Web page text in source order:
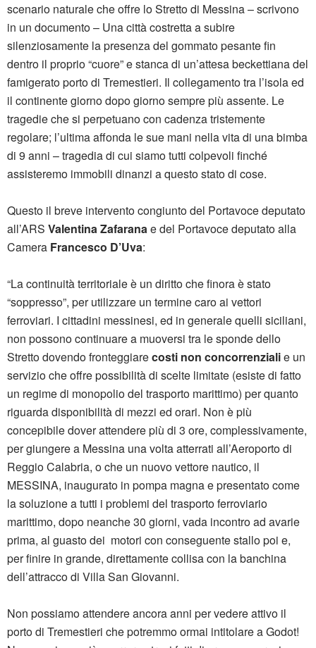
scenario naturale che offre lo Stretto di Messina – scrivono
in un documento – Una città costretta a subire
silenziosamente la presenza del gommato pesante fin
dentro il proprio “cuore” e stanca di un’attesa beckettiana del
famigerato porto di Tremestieri. Il collegamento tra l’isola ed
il continente giorno dopo giorno sempre più assente. Le
tragedie che si perpetuano con cadenza tristemente
regolare; l’ultima affonda le sue mani nella vita di una bimba
di 9 anni – tragedia di cui siamo tutti colpevoli finché
assisteremo immobili dinanzi a questo stato di cose.
Questo il breve intervento congiunto del Portavoce deputato
all’ARS Valentina Zafaranae del Portavoce deputato alla
Camera Francesco D’Uva:
“La continuità territoriale è un diritto che finora è stato
“soppresso”, per utilizzare un termine caro ai vettori
ferroviari. I cittadini messinesi, ed in generale quelli siciliani,
non possono continuare a muoversi tra le sponde dello
Stretto dovendo fronteggiarecosti non concorrenzialie un
servizio che offre possibilità di scelte limitate (esiste di fatto
un regime di monopolio del trasporto marittimo) per quanto
riguarda disponibilità di mezzi ed orari. Non è più
concepibile dover attendere più di 3 ore, complessivamente,
per giungere a Messina una volta atterrati all’Aeroporto di
Reggio Calabria, o che un nuovo vettore nautico, il
MESSINA, inaugurato in pompa magna e presentato come
la soluzione a tutti i problemi del trasporto ferroviario
marittimo, dopo neanche 30 giorni, vada incontro ad avarie
prima, al guasto dei motori con conseguente stallo poi e,
per finire in grande, direttamente collisa con la banchina
dell’attracco di Villa San Giovanni.
Non possiamo attendere ancora anni per vedere attivo il
porto di Tremestieri che potremmo ormai intitolare a Godot!